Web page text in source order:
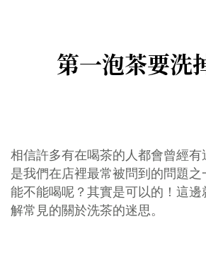
第一泡茶要洗
相信許多有在喝茶的人都會曾經
是我們在店裡最常被問到的問題
能不能喝呢？其實是可以的！這
解常見的關於洗茶的迷思。